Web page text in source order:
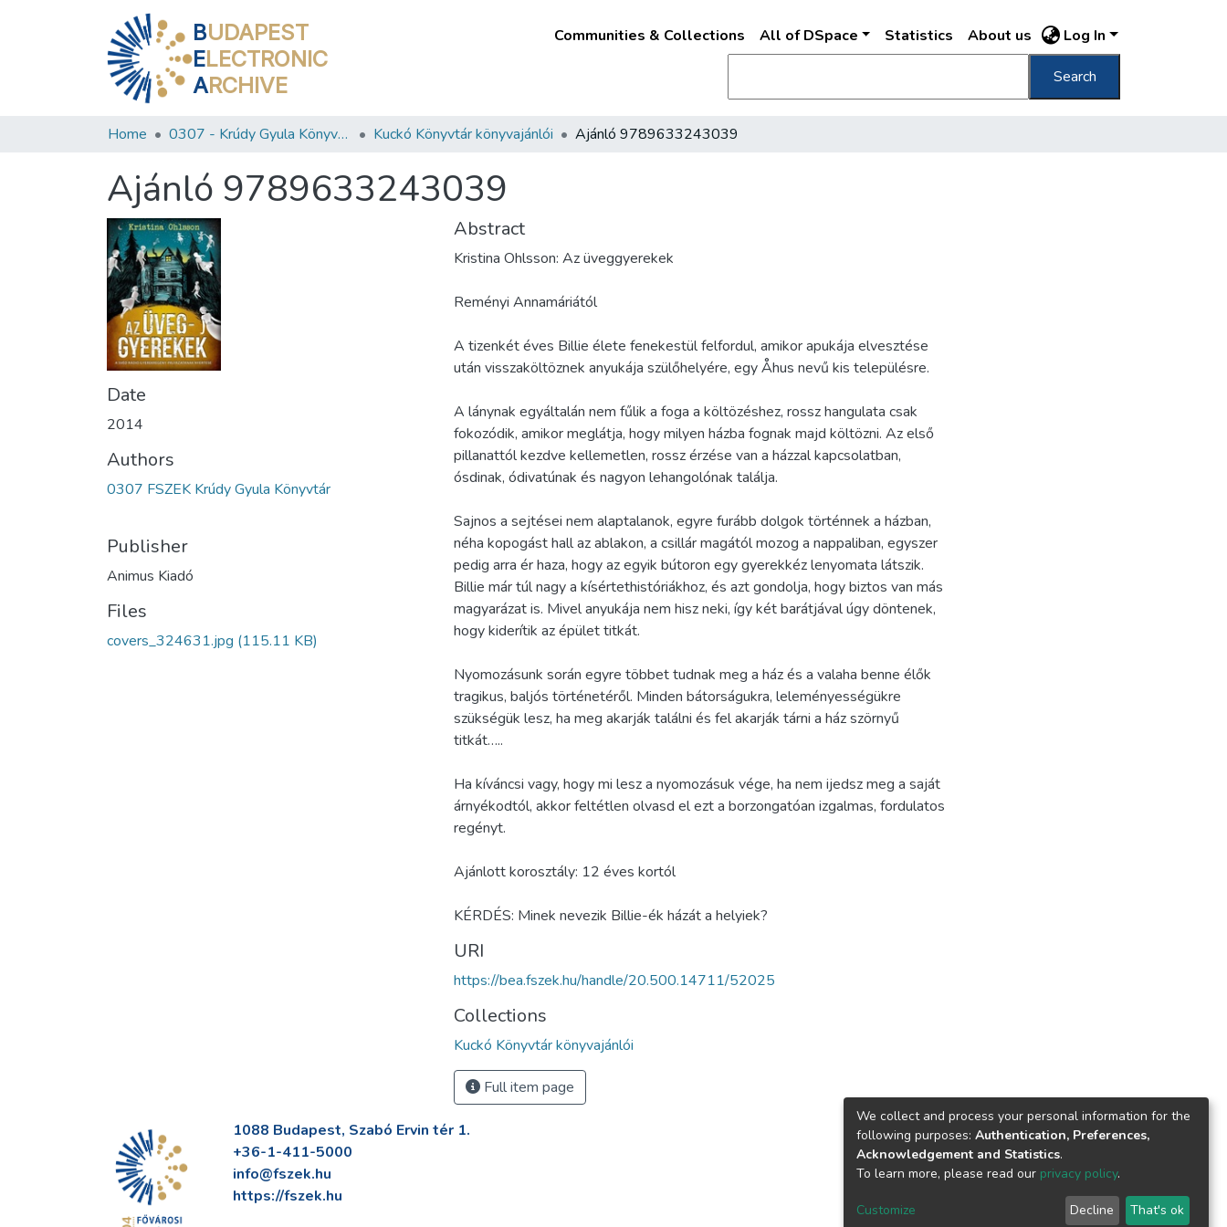
BUDAPEST
ELECTRONIC
ARCHIVE
Communities & Collections All of DSpace Statistics About us Log In
Search
Home 0307 - Krúdy Gyula Könyvtár Kuckó Könyvtár könyvajánlói Ajánló 9789633243039
Ajánló 9789633243039
Date
2014
Authors
0307 FSZEK Krúdy Gyula Könyvtár
Publisher
Animus Kiadó
Files
covers_324631.jpg (115.11 KB)
Abstract
Kristina Ohlsson: Az üveggyerekek
Reményi Annamáriától
A tizenkét éves Billie élete fenekestül felfordul, amikor apukája elvesztése
után visszaköltöznek anyukája szülőhelyére, egy Åhus nevű kis településre.
A lánynak egyáltalán nem fűlik a foga a költözéshez, rossz hangulata csak
fokozódik, amikor meglátja, hogy milyen házba fognak majd költözni. Az első
pillanattól kezdve kellemetlen, rossz érzése van a házzal kapcsolatban,
ósdinak, ódivatúnak és nagyon lehangolónak találja.
Sajnos a sejtései nem alaptalanok, egyre furább dolgok történnek a házban,
néha kopogást hall az ablakon, a csillár magától mozog a nappaliban, egyszer
pedig arra ér haza, hogy az egyik bútoron egy gyerekkéz lenyomata látszik.
Billie már túl nagy a kísértethistóriákhoz, és azt gondolja, hogy biztos van más
magyarázat is. Mivel anyukája nem hisz neki, így két barátjával úgy döntenek,
hogy kiderítik az épület titkát.
Nyomozásunk során egyre többet tudnak meg a ház és a valaha benne élők
tragikus, baljós történetéről. Minden bátorságukra, leleményességükre
szükségük lesz, ha meg akarják találni és fel akarják tárni a ház szörnyű
titkát…..
Ha kíváncsi vagy, hogy mi lesz a nyomozásuk vége, ha nem ijedsz meg a saját
árnyékodtól, akkor feltétlen olvasd el ezt a borzongatóan izgalmas, fordulatos
regényt.
Ajánlott korosztály: 12 éves kortól
KÉRDÉS: Minek nevezik Billie-ék házát a helyiek?
URI
https://bea.fszek.hu/handle/20.500.14711/52025
Collections
Kuckó Könyvtár könyvajánlói
Full item page
1088 Budapest, Szabó Ervin tér 1.
+36-1-411-5000
info@fszek.hu
https://fszek.hu
We collect and process your personal information for the
following purposes: Authentication, Preferences,
Acknowledgement and Statistics.
To learn more, please read our privacy policy.
Customize Decline That's ok